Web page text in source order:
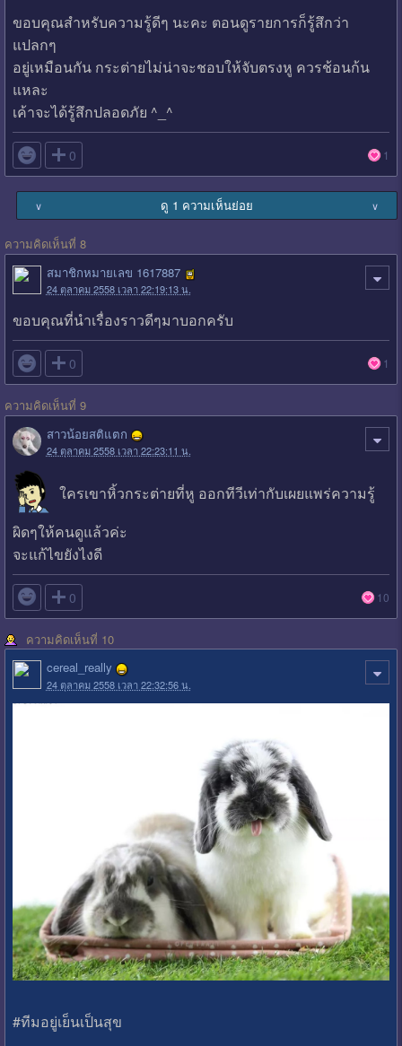
ขอบคุณสำหรับความรู้ดีๆ นะคะ ตอนดูรายการก็รู้สึกว่า
แปลกๆ
อยู่เหมือนกัน กระต่ายไม่น่าจะชอบให้จับตรงหู ควรช้อนก้น
แหละ
เค้าจะได้รู้สึกปลอดภัย ^_^
 0 1
∨ ดู 1 ความเห็นย่อย ∨
ความคิดเห็นที่ 8
สมาชิกหมายเลข 1617887
24 ตุลาคม 2558 เวลา 22:19:13 น.
ขอบคุณที่นำเรื่องราวดีๆมาบอกครับ
 0 1
ความคิดเห็นที่ 9
สาวน้อยสติแตก
24 ตุลาคม 2558 เวลา 22:23:11 น.
ใครเขาหิ้วกระต่ายที่หู ออกทีวีเท่ากับเผยแพร่ความรู้
ผิดๆให้คนดูแล้วค่ะ
จะแก้ไขยังไงดี
 0 10
ความคิดเห็นที่ 10
cereal_really
24 ตุลาคม 2558 เวลา 22:32:56 น.
#ทีมอยู่เย็นเป็นสุข